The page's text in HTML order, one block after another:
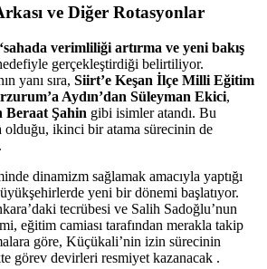
ve Diğer Rotasyonlar
verimliliği artırma ve yeni bakış
gerçekleştirdiği belirtiliyor.
yanı sıra, Siirt’e Keşan İlçe Milli Eğitim
Aydın’dan Süleyman Ekici,
Beraat Şahin gibi isimler atandı. Bu
ikinci bir atama sürecinin de
dinamizm sağlamak amacıyla yaptığı
yeni bir dönemi başlatıyor.
tecrübesi ve Salih Sadoğlu’nun
eğitim camiası tarafından merakla takip
göre, Küçükali’nin izin sürecinin
görev devirleri resmiyet kazanacak .